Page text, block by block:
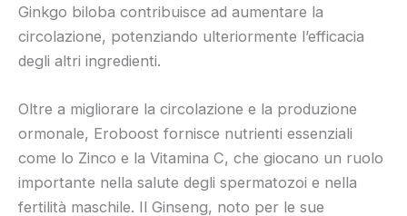
Ginkgo biloba contribuisce ad aumentare la
circolazione, potenziando ulteriormente l’efficacia
degli altri ingredienti.
Oltre a migliorare la circolazione e la produzione
ormonale, Eroboost fornisce nutrienti essenziali
come lo Zinco e la Vitamina C, che giocano un ruolo
importante nella salute degli spermatozoi e nella
fertilità maschile. Il Ginseng, noto per le sue